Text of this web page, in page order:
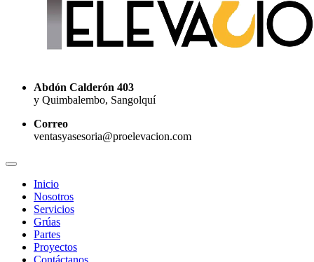
Abdón Calderón 403
y Quimbalembo, Sangolquí
Correo
ventasyasesoria@proelevacion.com
Inicio
Nosotros
Servicios
Grúas
Partes
Proyectos
Contáctanos